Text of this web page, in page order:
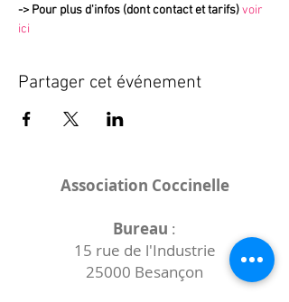
-> Pour plus d'infos (dont contact et tarifs)voir
ici
Partager cet événement
Association Coccinelle
Bureau :
15 rue de l'Industrie
25000 Besançon